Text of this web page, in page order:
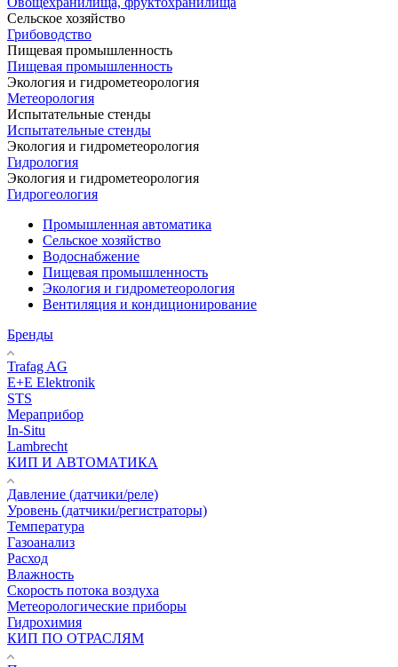
Сельское хозяйство
Грибоводство
Пищевая промышленность
Пищевая промышленность
Экология и гидрометеорология
Метеорология
Испытательные стенды
Испытательные стенды
Экология и гидрометеорология
Гидрология
Экология и гидрометеорология
Гидрогеология
Промышленная автоматика
Сельское хозяйство
Водоснабжение
Пищевая промышленность
Экология и гидрометеорология
Вентиляция и кондиционирование
Бренды
Trafag AG
E+E Elektronik
STS
Мераприбор
In-Situ
Lambrecht
КИП И АВТОМАТИКА
Давление (датчики/реле)
Уровень (датчики/регистраторы)
Температура
Газоанализ
Расход
Влажность
Скорость потока воздуха
Метеорологические приборы
Гидрохимия
КИП ПО ОТРАСЛЯМ